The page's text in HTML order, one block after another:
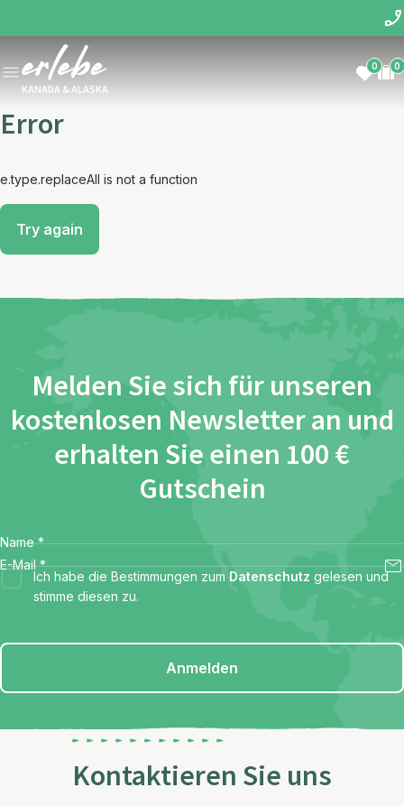
KANADA & ALASKA
0 0
Error
e.type.replaceAll is not a function
Try again
Melden Sie sich für unseren
kostenlosen Newsletter an und
erhalten Sie einen 100 €
Gutschein
Name *
E-Mail *
Ich habe die Bestimmungen zum Datenschutz gelesen und
stimme diesen zu.
Anmelden
Kontaktieren Sie uns